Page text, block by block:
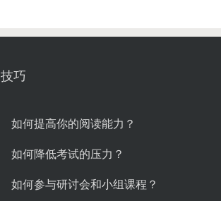
技巧
如何提高你的阅读能力？
如何降低考试的压力？
如何参与研讨会和小组课程？